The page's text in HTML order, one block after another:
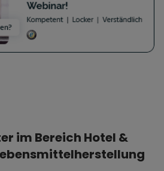
im Bereich Hotel &